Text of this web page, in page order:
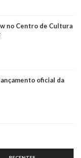
no Centro de Cultura
oficial da